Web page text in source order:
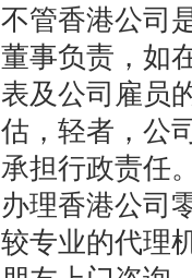
不管香港公司
董事负责，如
表及公司雇员
估，轻者，公
承担行政责任
办理香港公司
较专业的代理